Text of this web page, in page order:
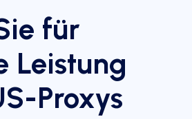
für
Leistung
Proxys